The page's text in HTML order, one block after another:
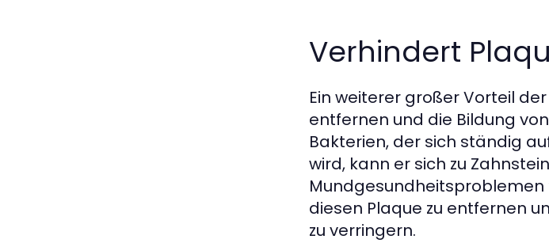
Verhindert
Ein weiterer großer Vorteil der
entfernen und die Bildung
Bakterien, der sich ständig
wird, kann er sich zu
Mundgesundheitsproblemen
diesen Plaque zu entfernen
zu verringern.